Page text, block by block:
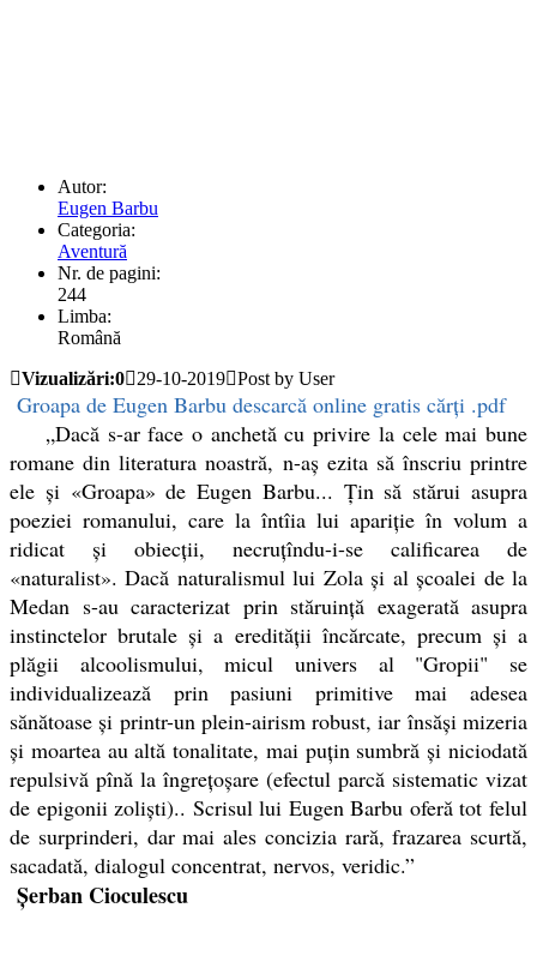
Autor:
Eugen Barbu
Categoria:
Aventură
Nr. de pagini:
244
Limba:
Română
Vizualizări:0
29-10-2019 Post by User
Groapa de Eugen Barbu descarcă online gratis cărți .pdf
„Dacă s-ar face o anchetă cu privire la cele mai bune
romane din literatura noastră, n-aș ezita să înscriu printre
ele și «Groapa» de Eugen Barbu... Țin să stărui asupra
poeziei romanului, care la întîia lui apariție în volum a
ridicat și obiecții, necruțîndu-i-se calificarea de
«naturalist». Dacă naturalismul lui Zola și al școalei de la
Medan s-au caracterizat prin stăruință exagerată asupra
instinctelor brutale și a eredității încărcate, precum și a
plăgii alcoolismului, micul univers al "Gropii" se
individualizează prin pasiuni primitive mai adesea
sănătoase și printr-un plein-airism robust, iar însăși mizeria
și moartea au altă tonalitate, mai puțin sumbră și niciodată
repulsivă pînă la îngrețoșare (efectul parcă sistematic vizat
de epigonii zoliști).. Scrisul lui Eugen Barbu oferă tot felul
de surprinderi, dar mai ales concizia rară, frazarea scurtă,
sacadată, dialogul concentrat, nervos, veridic.”
Șerban Cioculescu